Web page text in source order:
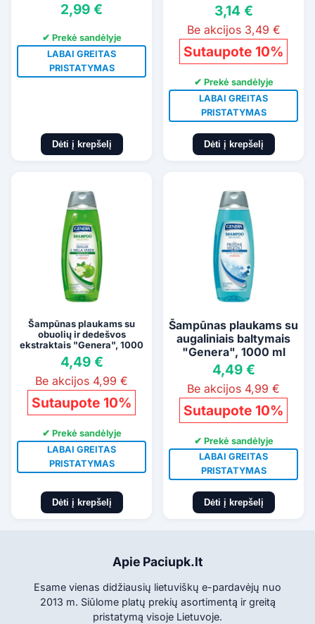
2,99 €
✔ Prekė sandėlyje
LABAI GREITAS
PRISTATYMAS
Dėti į krepšelį
ml
3,14 €
Be akcijos 3,49 €
Sutaupote 10%
✔ Prekė sandėlyje
LABAI GREITAS
PRISTATYMAS
Dėti į krepšelį
Šampūnas plaukams su
obuolių ir dedešvos
ekstraktais "Genera", 1000
ml
4,49 €
Be akcijos 4,99 €
Sutaupote 10%
✔ Prekė sandėlyje
LABAI GREITAS
PRISTATYMAS
Dėti į krepšelį
Šampūnas plaukams su
augaliniais baltymais
"Genera", 1000 ml
4,49 €
Be akcijos 4,99 €
Sutaupote 10%
✔ Prekė sandėlyje
LABAI GREITAS
PRISTATYMAS
Dėti į krepšelį
Apie Paciupk.lt
Esame vienas didžiausių lietuviškų e-pardavėjų nuo
2013 m. Siūlome platų prekių asortimentą ir greitą
pristatymą visoje Lietuvoje.